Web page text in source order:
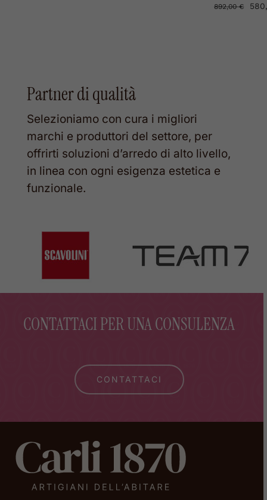
892,00€
IL
Partner di qualità
Selezioniamo con cura i migliori
marchi e produttori del settore, per
offrirti soluzioni d’arredo di alto livello,
in linea con ogni esigenza estetica e
funzionale.
CONTATTACI PER UNA CONSULENZA
CONTATTACI